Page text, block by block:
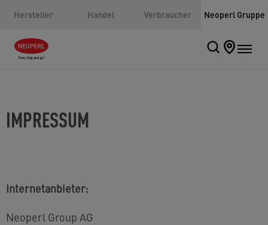
Hersteller Handel Verbraucher Neoperl Gruppe
IMPRESSUM
Internetanbieter:
Neoperl Group AG